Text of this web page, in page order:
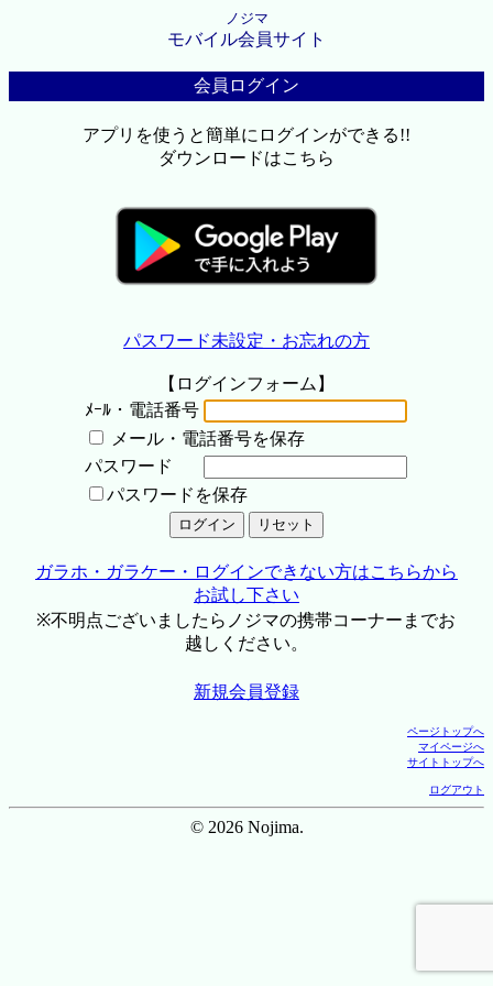
ノジマ
モバイル会員サイト
会員ログイン
アプリを使うと簡単にログインができる!!
ダウンロードはこちら
パスワード未設定・お忘れの方
【ログインフォーム】
ﾒｰﾙ・電話番号
メール・電話番号を保存
パスワード
パスワードを保存
ガラホ・ガラケー・ログインできない方はこちらから
お試し下さい
※不明点ございましたらノジマの携帯コーナーまでお
越しください。
新規会員登録
ページトップへ
マイページへ
サイトトップへ
ログアウト
© 2026 Nojima.